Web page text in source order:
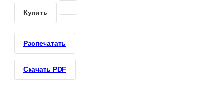
Купить
Распечатать
Скачать PDF